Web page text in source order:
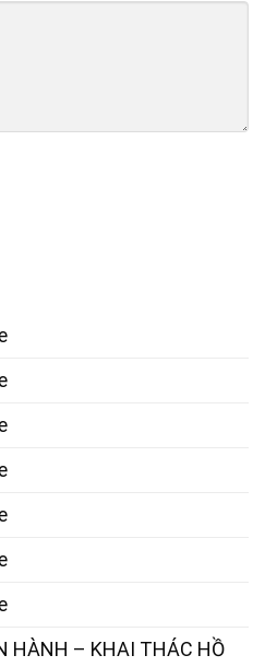
HÀNH – KHAI THÁC HỒ